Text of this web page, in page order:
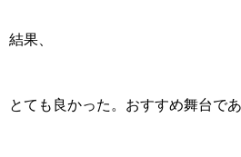
結果、
とても良かった。おすすめ舞台であ